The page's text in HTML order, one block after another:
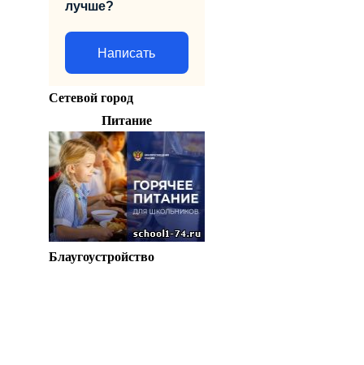
лучше?
Написать
Сетевой город
Питание
Блаугоустройство